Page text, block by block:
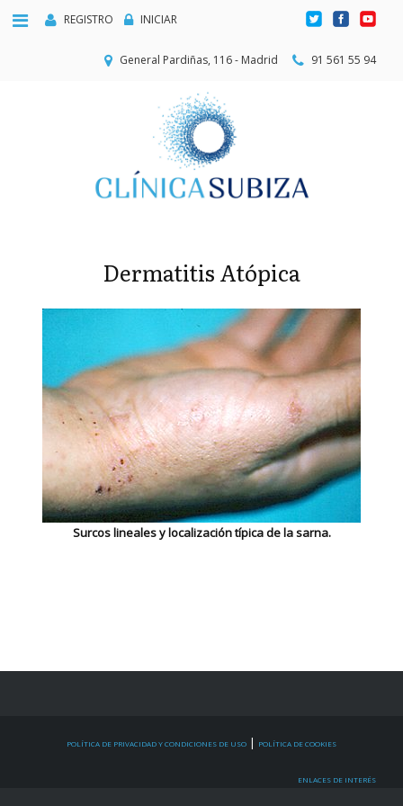
REGISTRO INICIAR
General Pardiñas, 116 - Madrid 91 561 55 94
Dermatitis Atópica
Surcos lineales y localización típica de la sarna.
POLÍTICA DE PRIVACIDAD Y CONDICIONES DE USO | POLÍTICA DE COOKIES
ENLACES DE INTERÉS